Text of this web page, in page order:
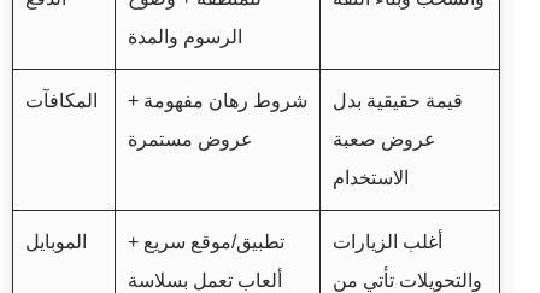
الرسوم والمدة
المكافآت
شروط رهان مفهومة +
عروض مستمرة
قيمة حقيقية بدل
عروض صعبة
الاستخدام
الموبايل
تطبيق/موقع سريع +
ألعاب تعمل بسلاسة
أغلب الزيارات
والتحويلات تأتي من